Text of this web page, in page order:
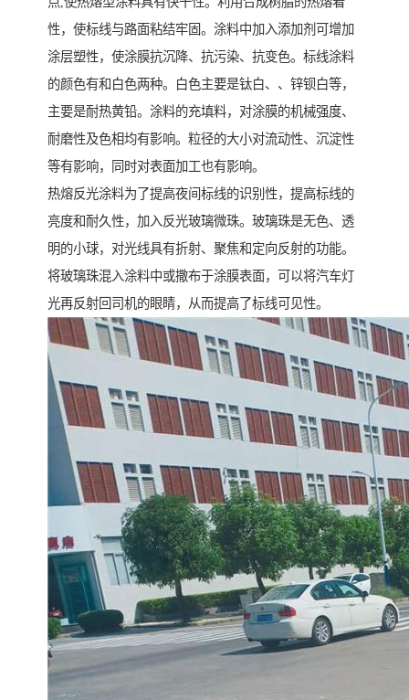
性，使标线与路面粘结牢固。涂料中加入添加剂可增加
涂层塑性，使涂膜抗沉降、抗污染、抗变色。标线涂料
的颜色有和白色两种。白色主要是钛白、、锌钡白等，
主要是耐热黄铅。涂料的充填料，对涂膜的机械强度、
耐磨性及色相均有影响。粒径的大小对流动性、沉淀性
等有影响，同时对表面加工也有影响。
热熔反光涂料为了提高夜间标线的识别性，提高标线的
亮度和耐久性，加入反光玻璃微珠。玻璃珠是无色、透
明的小球，对光线具有折射、聚焦和定向反射的功能。
将玻璃珠混入涂料中或撒布于涂膜表面，可以将汽车灯
光再反射回司机的眼睛，从而提高了标线可见性。